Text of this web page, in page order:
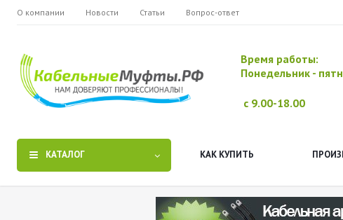
О компании Новости Статьи Вопрос-ответ
Время работы:
Понедельник -
с 9.00-18.00
КАТАЛОГ КАК КУПИТЬ